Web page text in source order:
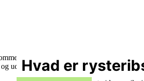
nemmeste tilbehør eller topping
uden betydning. Men min mand siger, han
Hvad er